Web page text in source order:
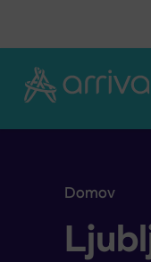
Domov
Ljubljanski